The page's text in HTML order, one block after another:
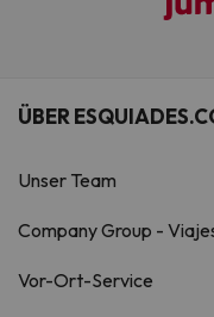
ÜBER
Unser Team
Company Group -
Vor-Ort-Service